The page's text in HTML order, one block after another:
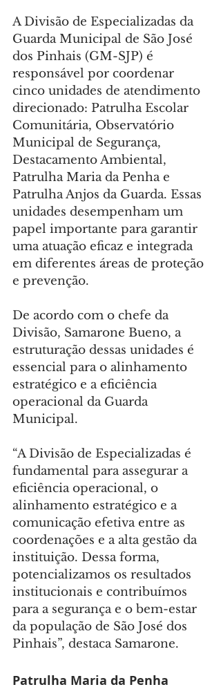
A Divisão de Especializadas da
Guarda Municipal de São José
dos Pinhais (GM-SJP) é
responsável por coordenar
cinco unidades de atendimento
direcionado: Patrulha Escolar
Comunitária, Observatório
Municipal de Segurança,
Destacamento Ambiental,
Patrulha Maria da Penha e
Patrulha Anjos da Guarda. Essas
unidades desempenham um
papel importante para garantir
uma atuação eficaz e integrada
em diferentes áreas de proteção
e prevenção.
De acordo com o chefe da
Divisão, Samarone Bueno, a
estruturação dessas unidades é
essencial para o alinhamento
estratégico e a eficiência
operacional da Guarda
Municipal.
“A Divisão de Especializadas é
fundamental para assegurar a
eficiência operacional, o
alinhamento estratégico e a
comunicação efetiva entre as
coordenações e a alta gestão da
instituição. Dessa forma,
potencializamos os resultados
institucionais e contribuímos
para a segurança e o bem-estar
da população de São José dos
Pinhais”, destaca Samarone.
Patrulha Maria da Penha